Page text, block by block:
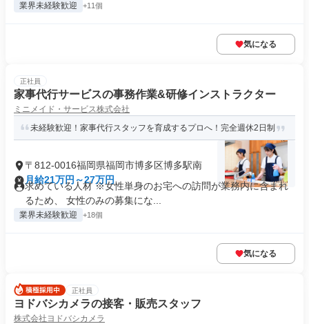
業界未経験歓迎 +11個
気になる
正社員
家事代行サービスの事務作業&研修インストラクター
ミニメイド・サービス株式会社
未経験歓迎！家事代行スタッフを育成するプロへ！完全週休2日制
〒812-0016福岡県福岡市博多区博多駅南
月給21万円～27万円
求めている人材 ※女性単身のお宅への訪問が業務内に含まれ
るため、 女性のみの募集にな...
業界未経験歓迎 +18個
気になる
正社員
ヨドバシカメラの接客・販売スタッフ
株式会社ヨドバシカメラ